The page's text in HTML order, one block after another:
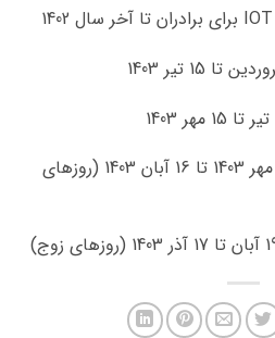
دوره آلتیوم برای آقایان از 18 مهر 1403 تا 16 آبان 1403 (روزهای